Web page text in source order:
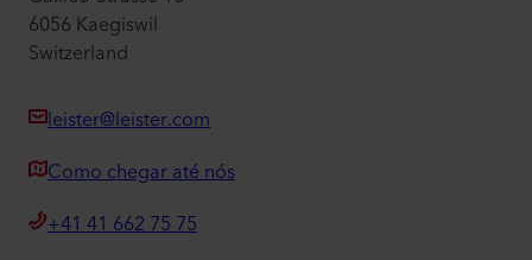
6056 Kaegiswil
Switzerland
leister@leister.com
Como chegar até nós
+41 41 662 75 75